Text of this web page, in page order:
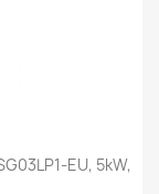
EU, 5kW,